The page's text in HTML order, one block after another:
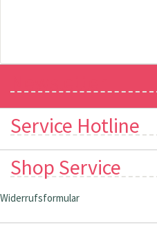
Service Hotline
Shop Service
Widerrufsformular